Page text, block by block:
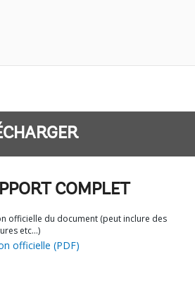
COMPLET
officielle du document (peut inclure des
etc…)
officielle (PDF)